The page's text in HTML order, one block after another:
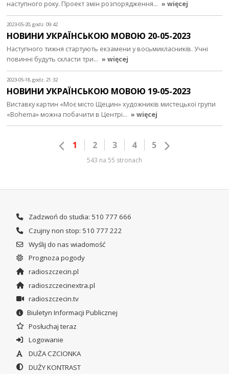
наступного року. Проект змін розпорядження… » więcej
2023-05-20, godz. 09:42
НОВИНИ УКРАЇНСЬКОЮ МОВОЮ 20-05-2023
Наступного тижня стартують екзамени у восьмикласників. Учні
повинні будуть скласти три… » więcej
2023-05-18, godz. 21:32
НОВИНИ УКРАЇНСЬКОЮ МОВОЮ 19-05-2023
Виставку картин «Моє місто Щецин» художників мистецької групи
«Bohema» можна побачити в Центрі… » więcej
1 2 3 4 5
543 na 55 stronach
Zadzwoń do studia: 510 777 666
Czujny non stop: 510 777 222
Wyślij do nas wiadomość
Prognoza pogody
radioszczecin.pl
radioszczecinextra.pl
radioszczecin.tv
Biuletyn Informacji Publicznej
Posłuchaj teraz
Logowanie
DUŻA CZCIONKA
DUŻY KONTRAST